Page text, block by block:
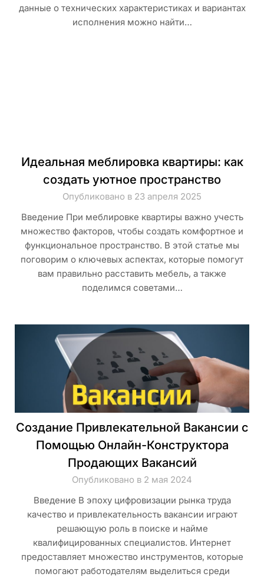
данные о технических характеристиках и вариантах
исполнения можно найти…
Идеальная меблировка квартиры: как
создать уютное пространство
Опубликовано в 23 апреля 2025
Введение При меблировке квартиры важно учесть
множество факторов, чтобы создать комфортное и
функциональное пространство. В этой статье мы
поговорим о ключевых аспектах, которые помогут
вам правильно расставить мебель, а также
поделимся советами…
Создание Привлекательной Вакансии с
Помощью Онлайн-Конструктора
Продающих Вакансий
Опубликовано в 2 мая 2024
Введение В эпоху цифровизации рынка труда
качество и привлекательность вакансии играют
решающую роль в поиске и найме
квалифицированных специалистов. Интернет
предоставляет множество инструментов, которые
помогают работодателям выделиться среди